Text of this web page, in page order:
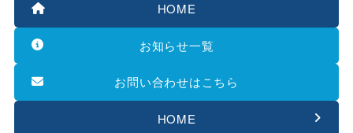
HOME
お知らせ一覧
お問い合わせはこちら
HOME